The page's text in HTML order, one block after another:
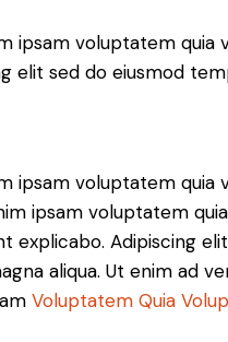
ipsam voluptatem quia
elit sed do eiusmod
ipsam voluptatem quia
ipsam voluptatem
explicabo. Adipiscing
aliqua. Ut enim ad
Voluptatem Quia